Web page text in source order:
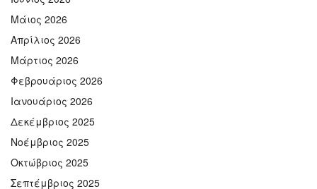
Μάιος 2026
Απρίλιος 2026
Μάρτιος 2026
Φεβρουάριος 2026
Ιανουάριος 2026
Δεκέμβριος 2025
Νοέμβριος 2025
Οκτώβριος 2025
Σεπτέμβριος 2025